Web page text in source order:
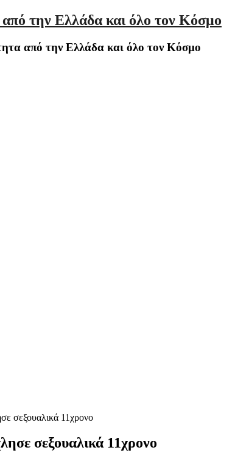
την Ελλάδα και όλο τον Κόσμο
από την Ελλάδα και όλο τον Κόσμο
σεξουαλικά 11χρονο
σεξουαλικά 11χρονο